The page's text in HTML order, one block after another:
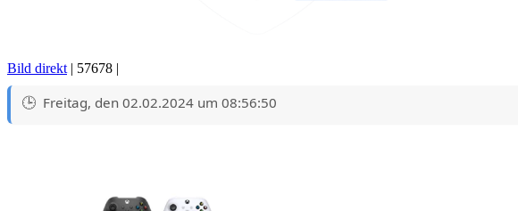
Bild direkt | 57678 |
Freitag, den 02.02.2024 um 08:56:50